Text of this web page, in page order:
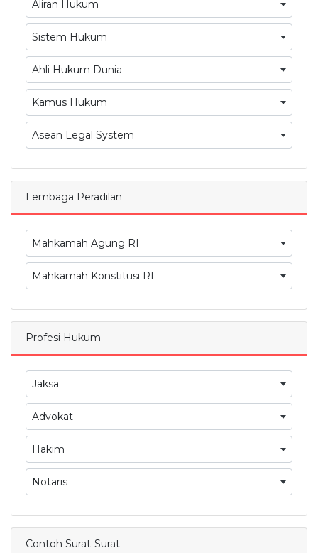
Aliran Hukum
Sistem Hukum
Ahli Hukum Dunia
Kamus Hukum
Asean Legal System
Lembaga Peradilan
Mahkamah Agung RI
Mahkamah Konstitusi RI
Profesi Hukum
Jaksa
Advokat
Hakim
Notaris
Contoh Surat-Surat